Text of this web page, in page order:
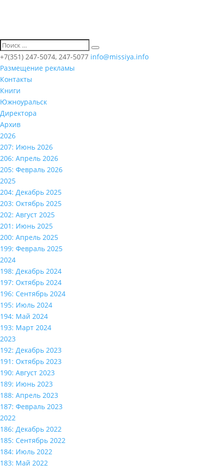
+7(351) 247-5074, 247-5077 info@missiya.info
Размещение рекламы
Контакты
Книги
Южноуральск
Директора
Архив
2026
207: Июнь 2026
206: Апрель 2026
205: Февраль 2026
2025
204: Декабрь 2025
203: Октябрь 2025
202: Август 2025
201: Июнь 2025
200: Апрель 2025
199: Февраль 2025
2024
198: Декабрь 2024
197: Октябрь 2024
196: Сентябрь 2024
195: Июль 2024
194: Май 2024
193: Март 2024
2023
192: Декабрь 2023
191: Октябрь 2023
190: Август 2023
189: Июнь 2023
188: Апрель 2023
187: Февраль 2023
2022
186: Декабрь 2022
185: Сентябрь 2022
184: Июль 2022
183: Май 2022